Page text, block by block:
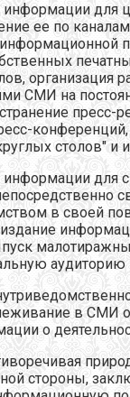
информации для
ее по
организация
СМИ на
пресс-
столов" и
информации для
в своей
издание
аудиторию
в СМИ
о
стороны,